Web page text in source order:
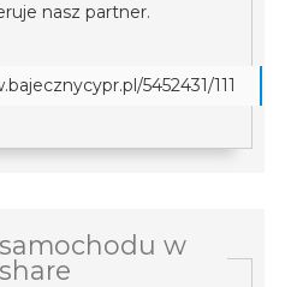
nasz partner.
5452431/111
w